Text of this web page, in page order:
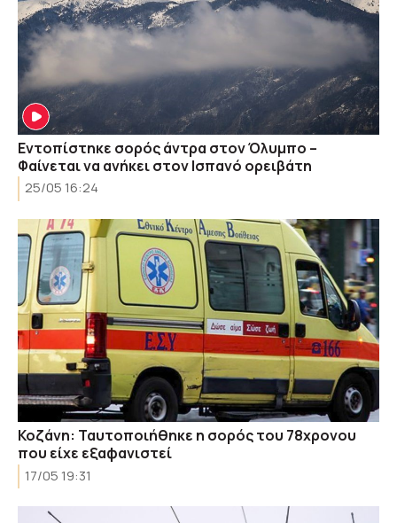
Εντοπίστηκε σορός άντρα στον Όλυμπο –
Φαίνεται να ανήκει στον Ισπανό ορειβάτη
25/05 16:24
Κοζάνη: Ταυτοποιήθηκε η σορός του 78χρονου
που είχε εξαφανιστεί
17/05 19:31